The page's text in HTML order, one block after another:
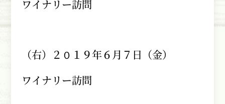
ワイナリー訪問
（右）２０１９年６月７日（金）
ワイナリー訪問